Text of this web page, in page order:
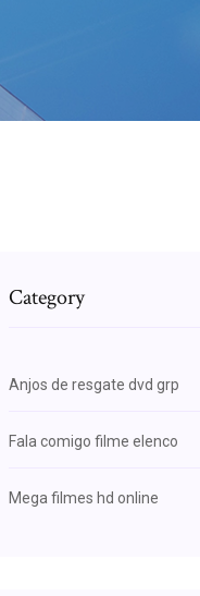
Category
Anjos de resgate dvd grp
Fala comigo filme elenco
Mega filmes hd online